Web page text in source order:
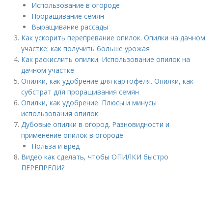
Использование в огороде
Проращивание семян
Выращивание рассады
Как ускорить перепревание опилок. Опилки на дачном
участке: как получить больше урожая
Как раскислить опилки. Использование опилок на
дачном участке
Опилки, как удобрение для картофеля. Опилки, как
субстрат для проращивания семян
Опилки, как удобрение. Плюсы и минусы
использования опилок:
Дубовые опилки в огород. Разновидности и
применение опилок в огороде
Польза и вред
Видео как сделать, чтобы ОПИЛКИ быстро
ПЕРЕПРЕЛИ?